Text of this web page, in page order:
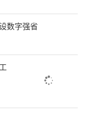
上合组织及共
引进130多个项
启用上合之珠国
余场，打造上合
自贸试验区提
务全部实施，14
数字强省